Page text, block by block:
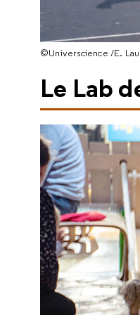
©Universcience /E.
Le Lab